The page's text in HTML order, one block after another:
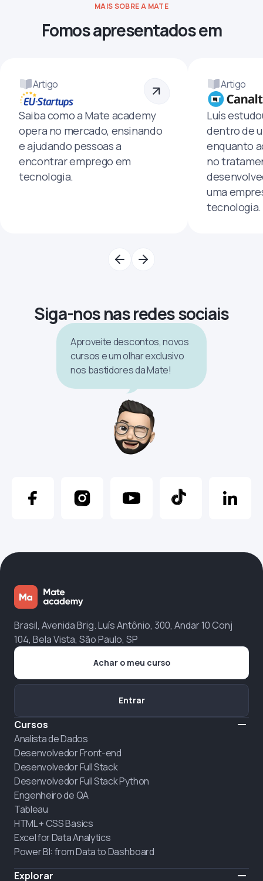
MAIS SOBRE A MATE
Fomos apresentados em
Artigo
Saiba como a Mate academy
opera no mercado, ensinando
e ajudando pessoas a
encontrar emprego em
tecnologia.
Artigo
Luís
dentro de
enquanto
no
uma
tecnologia.
Siga-nos nas redes sociais
Aproveite descontos, novos
cursos e um olhar exclusivo
nos bastidores da Mate!
Brasil, Avenida Brig. Luís Antônio, 300, Andar 10 Conj
104, Bela Vista, São Paulo, SP
Cursos
Analista de Dados
Desenvolvedor Front-end
Desenvolvedor Full Stack
Desenvolvedor Full Stack Python
Engenheiro de QA
Tableau
HTML + CSS Basics
Excel for Data Analytics
Power BI: from Data to Dashboard
Explorar
Achar o meu curso
Entrar